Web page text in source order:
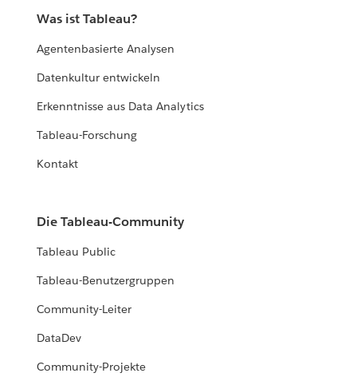
Was ist Tableau?
Agentenbasierte Analysen
Datenkultur entwickeln
Erkenntnisse aus Data Analytics
Tableau-Forschung
Kontakt
Die Tableau-Community
Tableau Public
Tableau-Benutzergruppen
Community-Leiter
DataDev
Community-Projekte